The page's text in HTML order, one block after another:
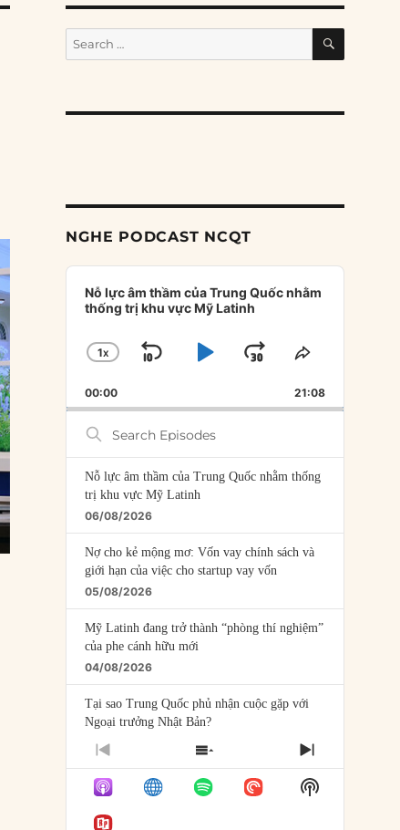
Search
for:
SEARCH
NGHE PODCAST NCQT
Audio
Player
Nỗ lực âm thầm của Trung Quốc nhằm
thống trị khu vực Mỹ Latinh
CHANGE
RATE
1X
SKIP
BACKWARD
PLAYJUMP
FORWARD
SHARE
EPISODE
00:00 21:08
Search
Episodes
Nỗ lực âm thầm của Trung Quốc nhằm thống
trị khu vực Mỹ Latinh
06/08/2026
Nợ cho kẻ mộng mơ: Vốn vay chính sách và
giới hạn của việc cho startup vay vốn
05/08/2026
Mỹ Latinh đang trở thành “phòng thí nghiệm”
của phe cánh hữu mới
04/08/2026
Tại sao Trung Quốc phủ nhận cuộc gặp với
Ngoại trưởng Nhật Bản?
04/08/2026
Điểm mù chiến lược của Trump tại Thái Bình
Dương
03/08/2026
PREVIOUS
EPISODE
SHOW
EPISODES
LIST
NEXT
EPISODE
Show
Podcast